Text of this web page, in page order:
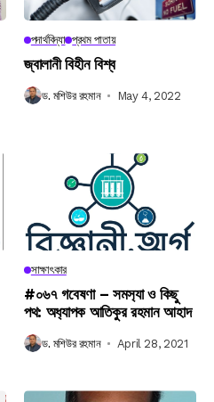
পদার্থবিদ্যা প্রথম পাতায়
জ্বালানী বিহীন বিশ্ব
ড. মশিউর রহমান May 4, 2022
সাক্ষাৎকার
#০৬৭ গবেষণা – সমস‍্যা ও কিছু
পথ: অধ‍্যাপক আতিকুর রহমান আহাদ
ড. মশিউর রহমান April 28, 2021